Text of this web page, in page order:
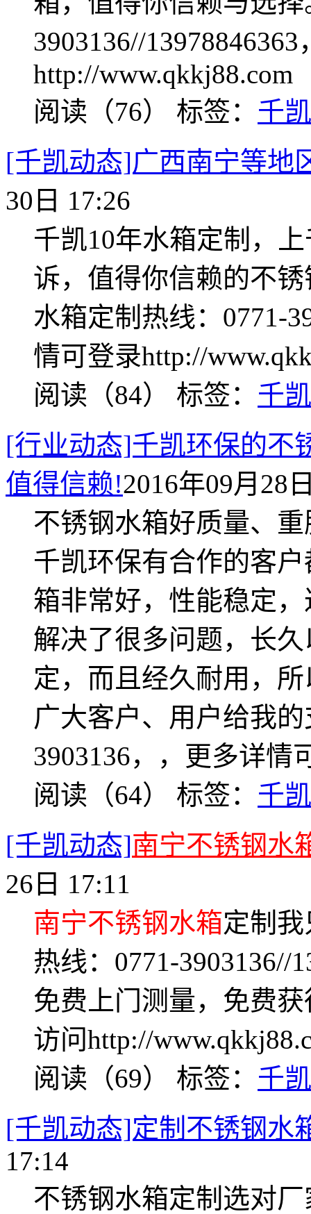
3903136//
http://www.qkkj88.com
阅读（76） 标签： 千
[千凯动态]广西南宁等地
30日 17:26
千凯10年水箱定制，
诉，值得你信赖的不
水箱定制热线：0771-
情可登录http://
阅读（84） 标签： 千
[行业动态]千凯环保的不
值得信赖!2016年09月28
不锈钢水箱好质量、
千凯环保有合作的客
箱非常好，性能稳定
解决了很多问题，长
定，而且经久耐用，
广大客户、用户给我
3903136，，更多详情
阅读（64） 标签： 千
[千凯动态]南宁不锈钢水
26日 17:11
南宁不锈钢水箱定制
热线：0771-3903136//
免费上门测量，免费
访问http://
阅读（69） 标签： 千
[千凯动态]定制不锈钢水
17:14
不锈钢水箱定制选对